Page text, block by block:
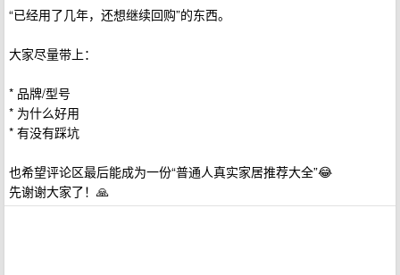
“已经用了几年，还想继续回购”的东西。
大家尽量带上：
* 品牌/型号
* 为什么好用
* 有没有踩坑
也希望评论区最后能成为一份“普通人真实家居推荐大全”😂
先谢谢大家了！🙏